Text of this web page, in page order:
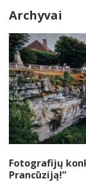
Archyvai
Fotografijų
Prancūziją!”